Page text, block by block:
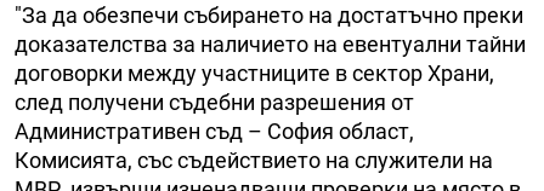
"За да обезпечи събирането на достатъчно преки
доказателства за наличието на евентуални тайни
договорки между участниците в сектор Храни,
след получени съдебни разрешения от
Административен съд – София област,
Комисията, със съдействието на служители на